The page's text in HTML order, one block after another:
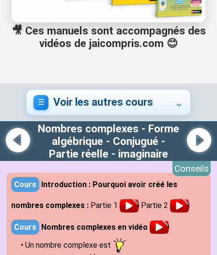
🎥 Ces manuels sont accompagnés des
vidéos de jaicompris.com 😊
Voir les autres cours
Nombres complexes - Forme
algébrique - Conjugué -
Partie réelle - imaginaire
Conseils
Cours Introduction : Pourquoi avoir créé les
nombres complexes : Partie 1 Partie 2
Cours Nombres complexes en vidéo
•Un nombre complexe est